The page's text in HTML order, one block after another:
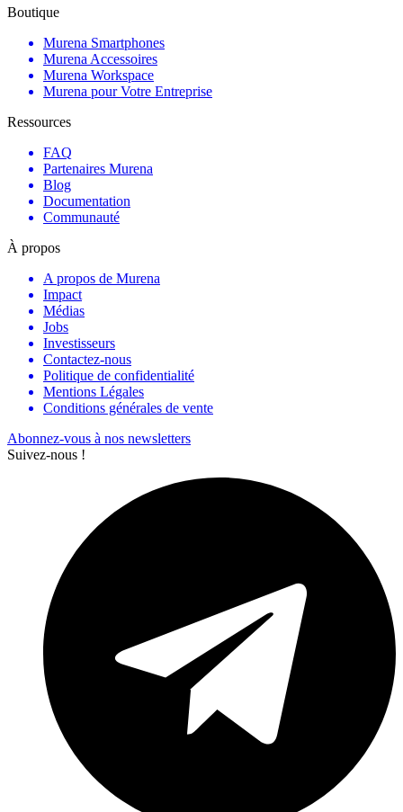
Boutique
Murena Smartphones
Murena Accessoires
Murena Workspace
Murena pour Votre Entreprise
Ressources
FAQ
Partenaires Murena
Blog
Documentation
Communauté
À propos
A propos de Murena
Impact
Médias
Jobs
Investisseurs
Contactez-nous
Politique de confidentialité
Mentions Légales
Conditions générales de vente
Abonnez-vous à nos newsletters
Suivez-nous !